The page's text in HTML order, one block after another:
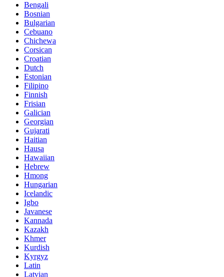
Bengali
Bosnian
Bulgarian
Cebuano
Chichewa
Corsican
Croatian
Dutch
Estonian
Filipino
Finnish
Frisian
Galician
Georgian
Gujarati
Haitian
Hausa
Hawaiian
Hebrew
Hmong
Hungarian
Icelandic
Igbo
Javanese
Kannada
Kazakh
Khmer
Kurdish
Kyrgyz
Latin
Latvian